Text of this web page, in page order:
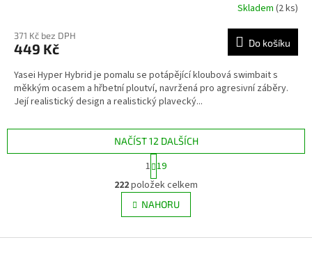
Skladem (2 ks)
371 Kč bez DPH
449 Kč Do košíku
Yasei Hyper Hybrid je pomalu se potápějící kloubová swimbait s
měkkým ocasem a hřbetní ploutví, navržená pro agresivní záběry.
Její realistický design a realistický plavecký...
O
v
l
á
NAČÍST 12 DALŠÍCH
S
t
r
á
n
k
v
1 19
222položek celkem
NAHORU